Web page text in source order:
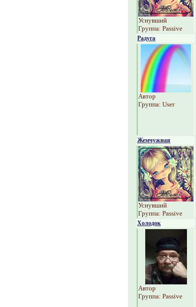
Уснувший
Группа: Passive
Радуга
Автор
Группа: User
Жемчужная
Уснувший
Группа: Passive
Холодок
Автор
Группа: Passive